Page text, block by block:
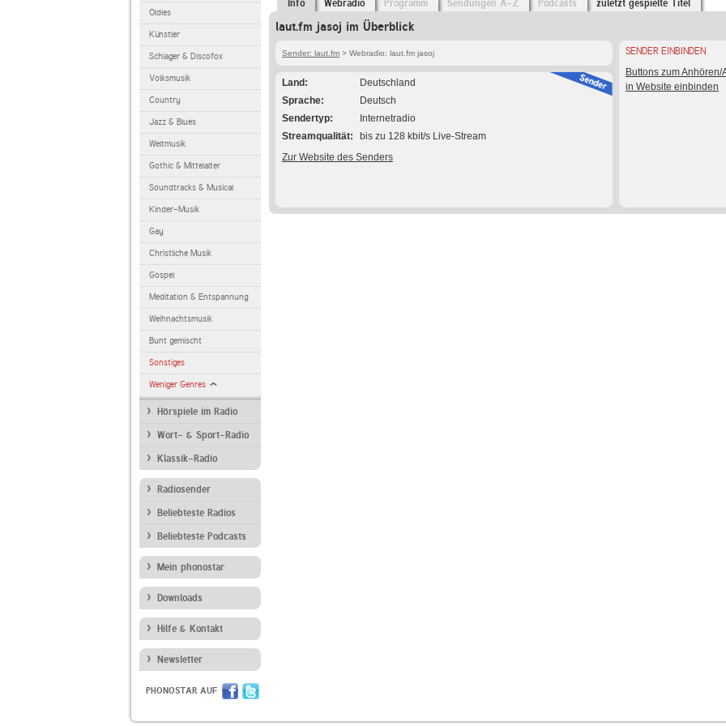
Oldies
Künstler
Schlager & Discofox
Volksmusik
Country
Jazz & Blues
Weltmusik
Gothic & Mittelalter
Soundtracks & Musical
Kinder-Musik
Gay
Christliche Musik
Gospel
Meditation & Entspannung
Weihnachtsmusik
Bunt gemischt
Sonstiges
Weniger Genres
Hörspiele im Radio
Wort- & Sport-Radio
Klassik-Radio
Radiosender
Beliebteste Radios
Beliebteste Podcasts
Mein phonostar
Downloads
Hilfe & Kontakt
Newsletter
PHONOSTAR AUF
Info Webradio Programm Sendungen A-Z Podcasts zuletzt gespielte Titel
laut.fm jasoj im Überblick
Sender: laut.fm > Webradio: laut.fm jasoj
Land
Deutschland
Sprache
Deutsch
Sendertyp
Internetradio
Streamqualität
bis zu 128 kbit/s Live-Stream
Zur Website des Senders
SENDER EINBINDEN
Buttons zum Anhören/
in Website einbinden